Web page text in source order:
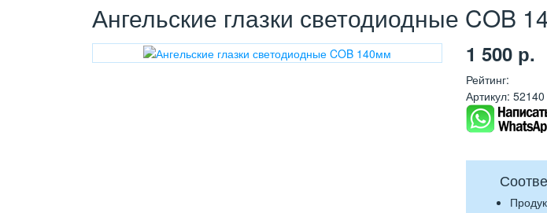
Ангельские глазки светодиодные COB
1 500 р.
Рейтинг:
Артикул: 52140